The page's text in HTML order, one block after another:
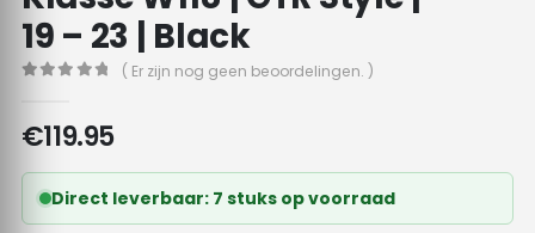
19 – 23 | Black
( Er zijn nog geen beoordelingen. )
€119.95
Direct leverbaar: 7 stuks op voorraad